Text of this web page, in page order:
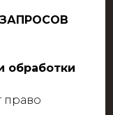
обработки
право